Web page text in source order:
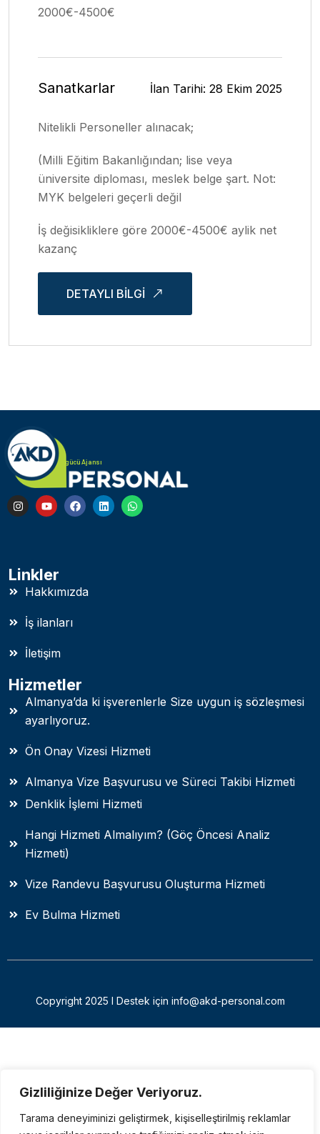
Gizliliğinize Değer Veriyoruz.
Tarama deneyiminizi geliştirmek, kişiselleştirilmiş reklamlar
2000€-4500€
Sanatkarlar İlan Tarihi: 28 Ekim 2025
Nitelikli Personeller alınacak;
(Milli Eğitim Bakanlığından; lise veya
üniversite diploması, meslek belge şart. Not:
MYK belgeleri geçerli değil
İş değisikliklere göre 2000€-4500€ aylik net
kazanç
DETAYLI BILGI
Türk Alman iş gücü Ajansı
Linkler
Hakkımızda
İş ilanları
İletişim
Hizmetler
Almanya’da ki işverenlerle Size uygun iş sözleşmesi
ayarlıyoruz.
Ön Onay Vizesi Hizmeti
Almanya Vize Başvurusu ve Süreci Takibi Hizmeti
Denklik İşlemi Hizmeti
Hangi Hizmeti Almalıyım? (Göç Öncesi Analiz
Hizmeti)
Vize Randevu Başvurusu Oluşturma Hizmeti
Ev Bulma Hizmeti
Copyright 2025 I Destek için info@akd-personal.com